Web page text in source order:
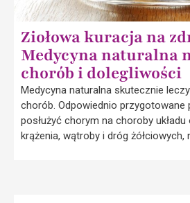
Ziołowa kuracja na
Medycyna naturalna
chorób i dolegliwości
Medycyna naturalna skutecznie
chorób. Odpowiednio przygotowane
posłużyć chorym na choroby układu
krążenia, wątroby i dróg żółciowych,